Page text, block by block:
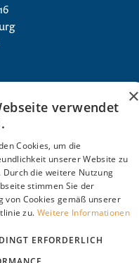
×
verwendet
Cookies, um die
unserer Website zu
Durch die weitere Nutzung
stimmen Sie der
von Cookies gemäß unserer
zu. Weitere Informationen
ERFORDERLICH